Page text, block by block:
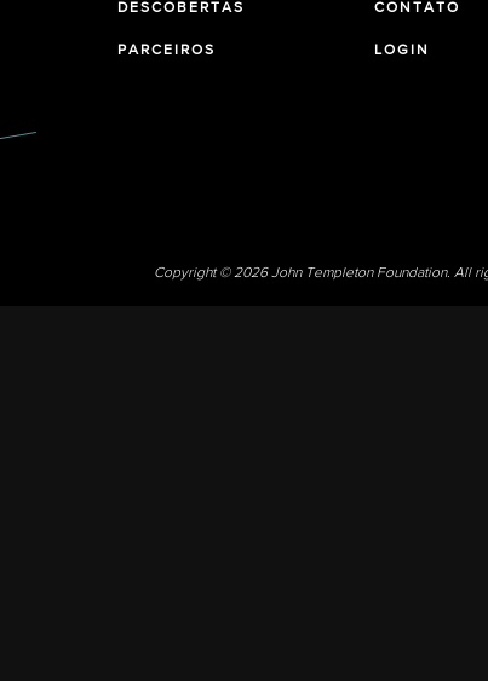
DESCOBERTAS
PARCEIROS
CONTATO
LOGIN
Copyright © 2026 John Templeton Foundation. All